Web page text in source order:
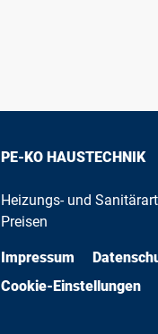
PE-KO HAUSTECHNIK
Heizungs- und
Preisen
Impressum
Cookie-Einstellungen